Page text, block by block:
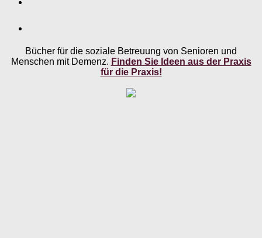
Bücher für die soziale Betreuung von Senioren und
Menschen mit Demenz. Finden Sie Ideen aus der Praxis
für die Praxis!